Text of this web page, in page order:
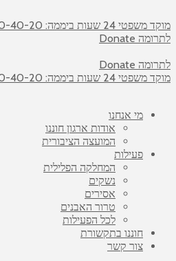
מוקד משפטי 24 שעות ביממה: 1599-50-40-20
לתרומה Donate
לתרומה Donate
מוקד משפטי 24 שעות ביממה: 1599-50-40-20
מי אנחנו
אודות ארגון חוננו
המועצה הציבורית
פעילות
המחלקה הפלילית
נשקים
אסירים
טרור האבנים
לכל הפעילות
חוננו בתקשורת
צור קשר